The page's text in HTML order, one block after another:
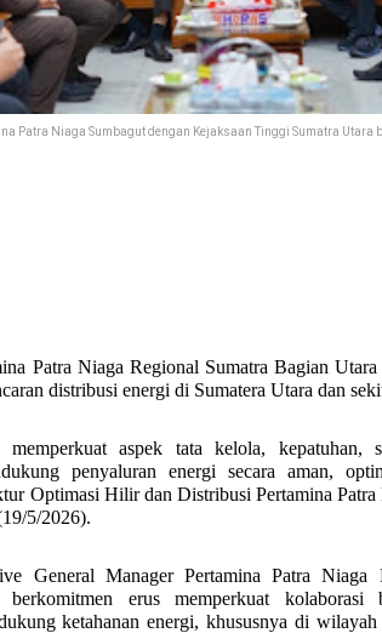
Patra Niaga Sumbagut dengan Kejaksaan Tinggi Sumatra Utara
Patra Niaga Regional Sumatra Bagian
distribusi energi di Sumatera Utara dan
aspek tata kelola, kepatuhan,
penyaluran energi secara aman,
Optimasi Hilir dan Distribusi Pertamina
5/2026).
General Manager Pertamina Patra Niaga
berkomitmen erus memperkuat kolaborasi
ketahanan energi, khususnya di